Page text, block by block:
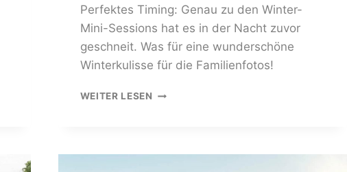
Perfektes Timing: Genau zu den Winter-
Mini-Sessions hat es in der Nacht zuvor
geschneit. Was für eine wunderschöne
Winterkulisse für die Familienfotos!
WEITER LESEN FAMILIENFOTOSHOOTING